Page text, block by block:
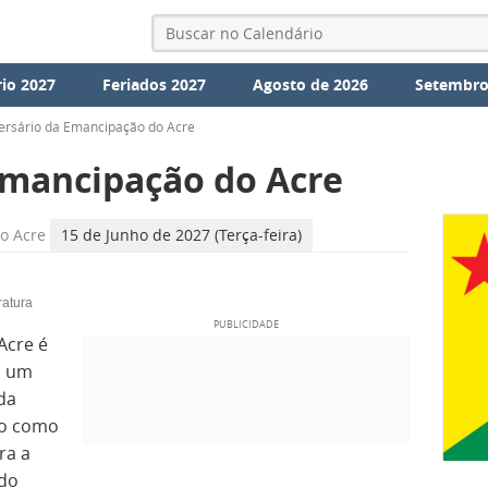
2027 Feriados 2027 Agosto de 2026
da Emancipação do Acre
do Acre
Acre 15 de Junho de 2027 (Terça-feira)
é
um
como
a